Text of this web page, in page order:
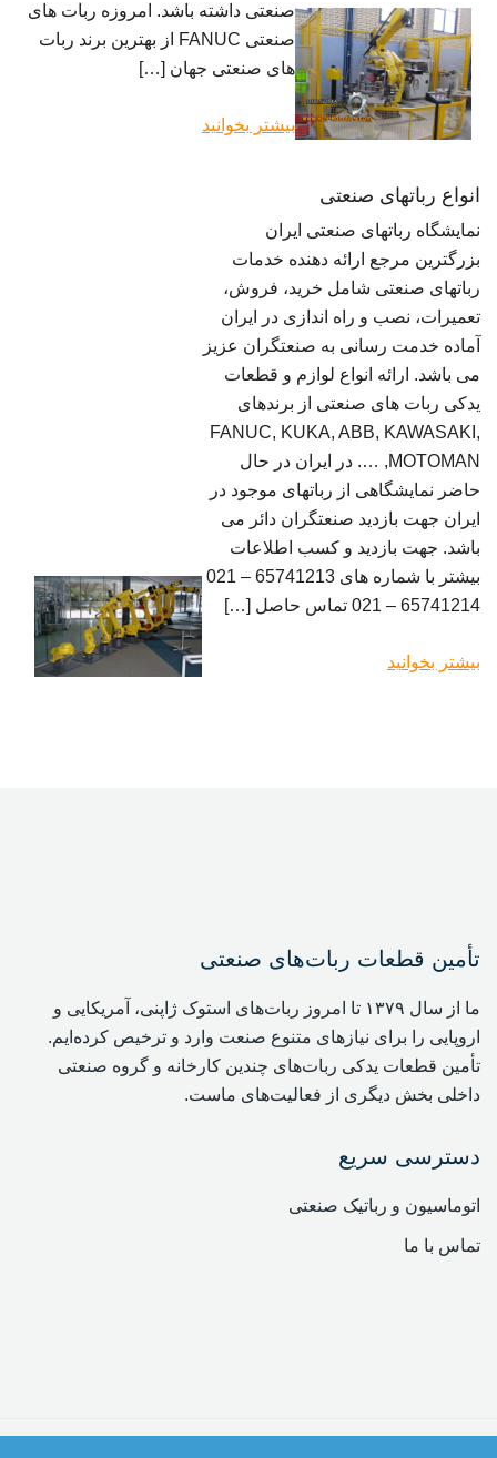
صنعتی داشته باشد. امروزه ربات های
صنعتی FANUC از بهترین برند ربات
های صنعتی جهان […]
بیشتر بخوانید
انواع رباتهای صنعتی
نمایشگاه رباتهای صنعتی ایران
بزرگترین مرجع ارائه دهنده خدمات
رباتهای صنعتی شامل خرید، فروش،
تعمیرات، نصب و راه اندازی در ایران
آماده خدمت رسانی به صنعتگران عزیز
می باشد. ارائه انواع لوازم و قطعات
یدکی ربات های صنعتی از برندهای
FANUC, KUKA, ABB, KAWASAKI,
MOTOMAN, …. در ایران در حال
حاضر نمایشگاهی از رباتهای موجود در
ایران جهت بازدید صنعتگران دائر می
باشد. جهت بازدید و کسب اطلاعات
بیشتر با شماره های 65741213 – 021
65741214 – 021 تماس حاصل […]
بیشتر بخوانید
تأمین قطعات ربات‌های صنعتی
ما از سال ۱۳۷۹ تا امروز ربات‌های استوک ژاپنی، آمریکایی و
اروپایی را برای نیازهای متنوع صنعت وارد و ترخیص کرده‌ایم.
تأمین قطعات یدکی ربات‌های چندین کارخانه و گروه صنعتی
داخلی بخش دیگری از فعالیت‌های ماست.
دسترسی سریع
اتوماسیون و رباتیک صنعتی
تماس با ما